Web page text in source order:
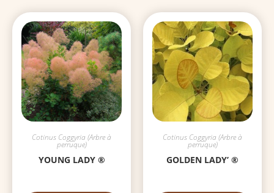
Cotinus Coggyria (Arbre à
perruque)
YOUNG LADY ®
Cotinus Coggyria (Arbre à
perruque)
GOLDEN LADY’ ®